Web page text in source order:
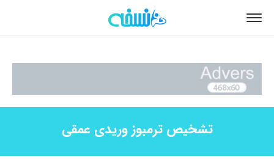
تشخیص ترمبوز وریدی عمقی